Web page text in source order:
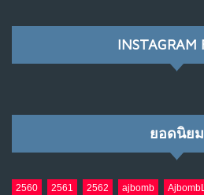
NO COMMENTS
เมื่อโลกออนไลน์ กลายเป็น“ศาล
9
NO COMMENTS
INSTAGRAM
ยอดนิยม
2560 2561 2562 ajbomb